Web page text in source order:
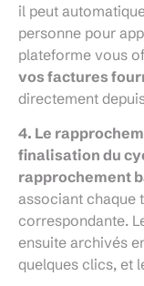
il peut
personne pour
plateforme vous
vos factures
directement
4. Le
finalisation du
rapprochement
associant chaque
correspondante.
ensuite archivés
quelques clics, et